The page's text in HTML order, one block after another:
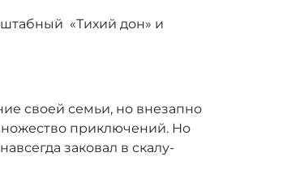
«Тихий дон» и
своей семьи, но внезапно
приключений. Но
заковал в скалу-